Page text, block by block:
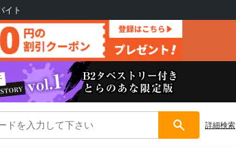
イト
詳細検索